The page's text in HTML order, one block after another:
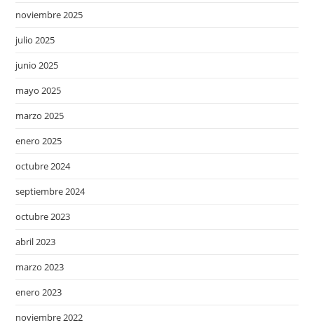
noviembre 2025
julio 2025
junio 2025
mayo 2025
marzo 2025
enero 2025
octubre 2024
septiembre 2024
octubre 2023
abril 2023
marzo 2023
enero 2023
noviembre 2022